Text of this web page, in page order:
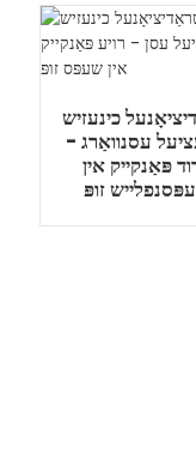
כינעזיש
עסנוואַרג -
פּאַנקייק אין
זופּ